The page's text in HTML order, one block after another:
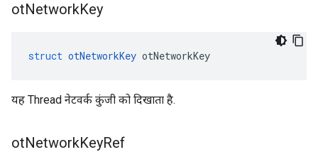
otNetworkKey
struct otNetworkKey otNetworkKey
यह Thread नेटवर्क कुंजी को दिखाता है.
otNetworkKeyRef